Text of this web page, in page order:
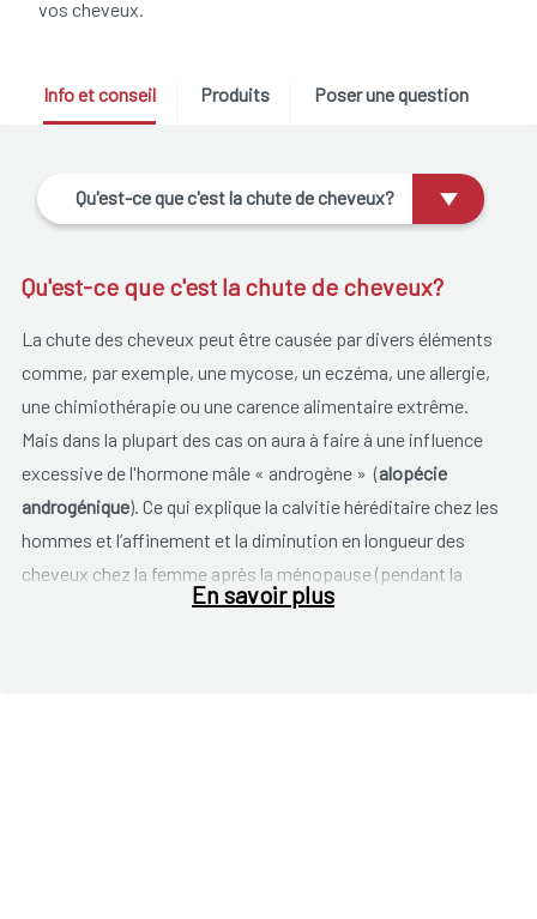
vos cheveux.
Info et conseil Produits Poser une question
Qu'est-ce que c'est la chute de cheveux?
Qu'est-ce que c'est la chute de cheveux?
La chute des cheveux peut être causée par divers éléments
comme, par exemple, une mycose, un eczéma, une allergie,
une chimiothérapie ou une carence alimentaire extrême.
Mais dans la plupart des cas on aura à faire à une influence
excessive de l'hormone mâle « androgène » (alopécie
androgénique). Ce qui explique la calvitie héréditaire chez les
hommes et l’affinement et la diminution en longueur des
cheveux chez la femme après la ménopause (pendant la
ménopause le rapport entre les hormones mâles et femelles
En savoir plus